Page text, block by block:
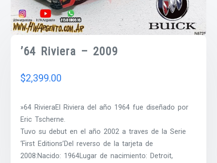
’64 Riviera – 2009
$2,399.00
»64 RivieraEl Riviera del año 1964 fue diseñado por
Eric Tscherne.
Tuvo su debut en el año 2002 a traves de la Serie
‘First Editions’Del reverso de la tarjeta de
2008:Nacido: 1964Lugar de nacimiento: Detroit,